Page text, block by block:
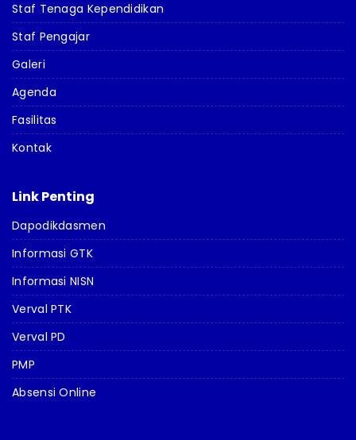
Staf Tenaga Kependidikan
Staf Pengajar
Galeri
Agenda
Fasilitas
Kontak
Link Penting
Dapodikdasmen
Informasi GTK
Informasi NISN
Verval PTK
Verval PD
PMP
Absensi Online